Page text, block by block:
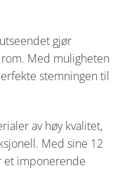
gjør
Med muligheten
stemningen til
av høy kvalitet,
Med sine 12
et imponerende